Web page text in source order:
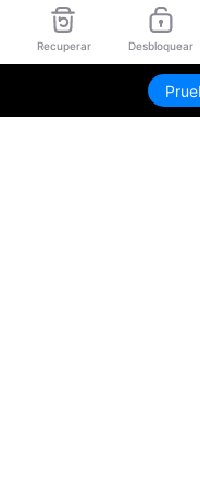
Recuperar Desbloquear